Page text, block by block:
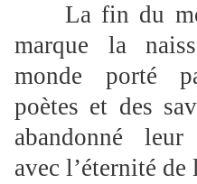
La fin du
marque la
monde porté
poètes et des
abandonné
avec l’éternité